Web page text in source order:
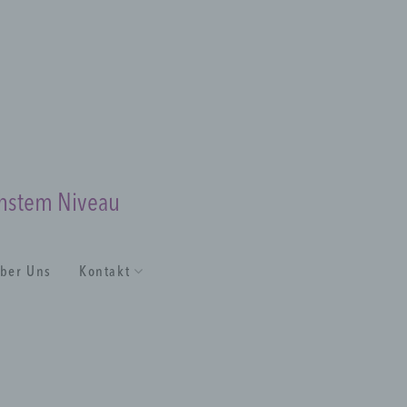
Niveau
Uns Kontakt